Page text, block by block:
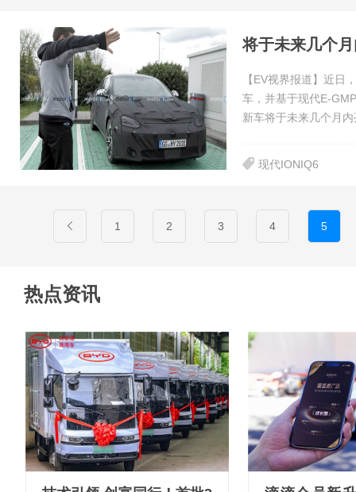
将于未来几个
【EV视界报道】近日
车，并基于现代E-
新车将于未来几个月
现代IONIQ6
1 2 3 4 5
热点资讯